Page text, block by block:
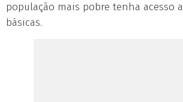
população mais pobre tenha acesso
básicas.